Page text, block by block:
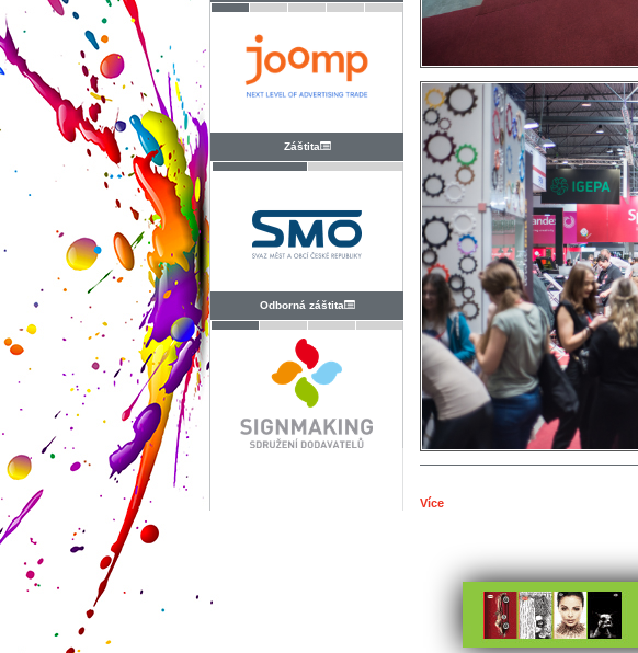
Záštita
Odborná záštita
Více